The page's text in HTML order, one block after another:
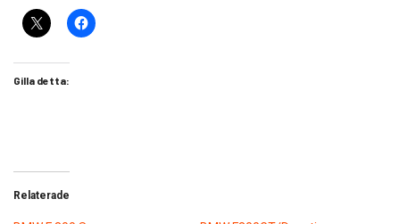
Gilla detta:
Relaterade